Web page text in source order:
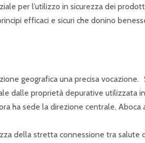
per l’utilizzo in sicurezza dei
efficaci e sicuri che donino
geografica una precisa
dalle proprietà depurative utilizzata
ha sede la direzione centrale,
della stretta connessione tra salute